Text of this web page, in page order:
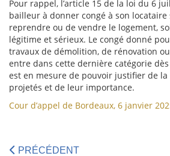
Pour rappel, l’article 15 de la loi du 6
bailleur à donner congé à son
reprendre ou de vendre le logement,
légitime et sérieux. Le congé donné
travaux de démolition, de rénovation
entre dans cette dernière catégorie
est en mesure de pouvoir justifier de
projetés et de leur importance.
Cour d’appel de Bordeaux, 6 janvier
PRÉCÉDENT